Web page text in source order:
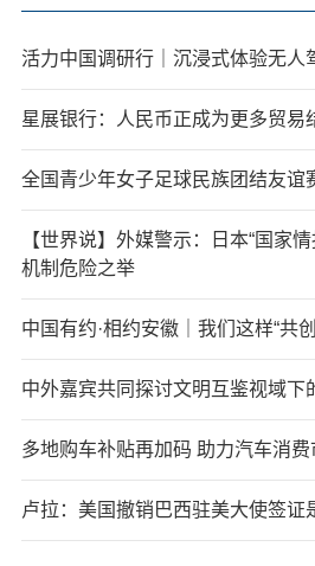
活力中国调研行｜沉浸式体验无人
星展银行：人民币正成为更多贸易
全国青少年女子足球民族团结友谊
【世界说】外媒警示：日本“国家
机制危险之举
中国有约·相约安徽｜我们这样“共
中外嘉宾共同探讨文明互鉴视域下
多地购车补贴再加码 助力汽车消费
卢拉：美国撤销巴西驻美大使签证